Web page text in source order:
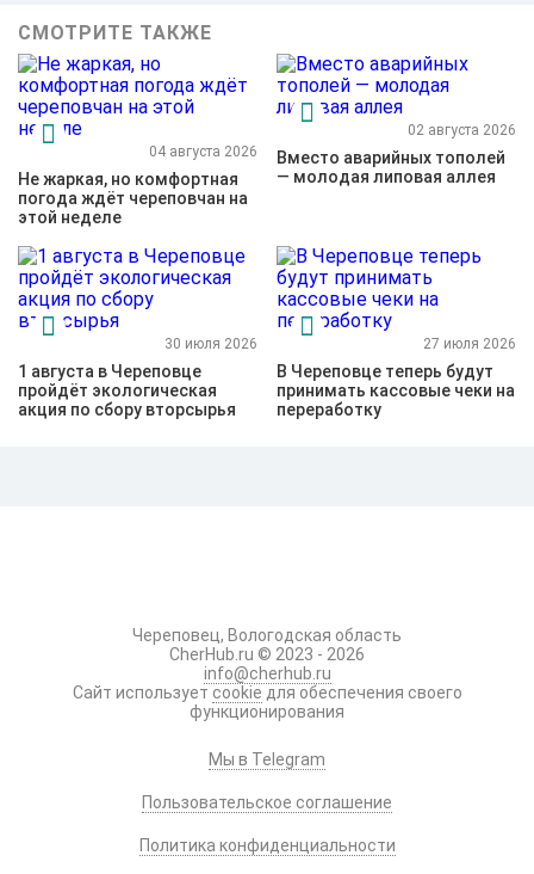
СМОТРИТЕ ТАКЖЕ
04 августа 2026
Не жаркая, но комфортная
погода ждёт череповчан на
этой неделе
02 августа 2026
Вместо аварийных тополей
— молодая липовая аллея
30 июля 2026
1 августа в Череповце
пройдёт экологическая
акция по сбору вторсырья
27 июля 2026
В Череповце теперь будут
принимать кассовые чеки на
переработку
Череповец, Вологодская область
CherHub.ru © 2023 - 2026
info@cherhub.ru
Сайт использует cookie для обеспечения своего
функционирования
Мы в Telegram
Пользовательское соглашение
Политика конфиденциальности